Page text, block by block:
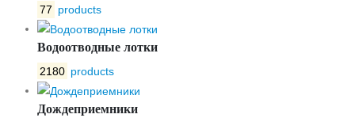
77 products
Водоотводные лотки
2180 products
Дождеприемники